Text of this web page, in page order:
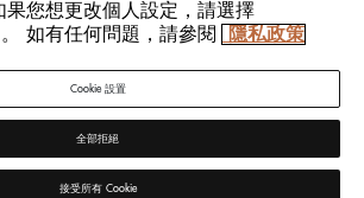
果您想更改個人設定，請選擇
。 如有任何問題，請參閱
隱私政策
Cookie 設置
全部拒絕
接受所有 Cookie